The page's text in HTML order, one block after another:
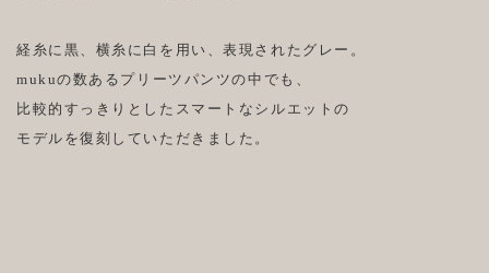
経糸に黒、横糸に白を用い、表現されたグレー。
mukuの数あるプリーツパンツの中でも、
比較的すっきりとしたスマートなシルエットの
モデルを復刻していただきました。